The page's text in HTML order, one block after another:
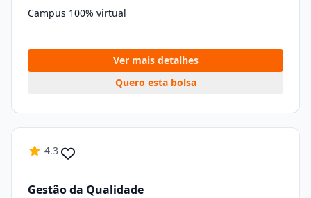
Campus 100% virtual
Ver mais detalhes
Quero esta bolsa
4.3
Gestão da Qualidade